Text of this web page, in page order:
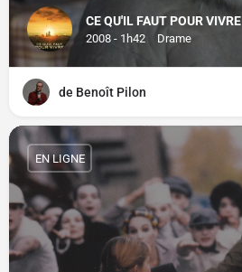
CE QU'IL FAUT POUR VIVRE
2008 - 1h42 Drame
de Benoît Pilon
EN LIGNE